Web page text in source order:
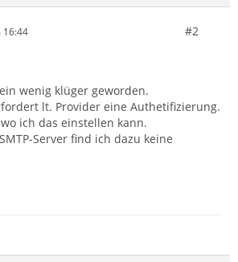
16:44 #2
wenig klüger geworden.
lt. Provider eine Authetifizierung.
ich das einstellen kann.
Server find ich dazu keine